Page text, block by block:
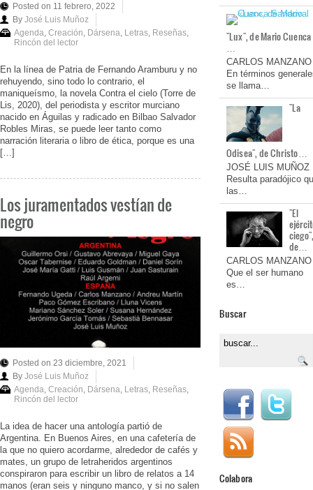
Posted on 11 febrero, 2022
By José Luis Muñoz
Agenda, Creación, Dársena, Letras, Reseñas,
Rincón del lector
En la línea de Patria de Fernando Aramburu y no
rehuyendo, sino todo lo contrario, el
maniqueísmo, la novela Contra el cielo (Torre de
Lis, 2020), del periodista y escritor murciano
nacido en Águilas y radicado en Bilbao Salvador
Robles Miras, se puede leer tanto como
narración literaria o libro de ética, porque es una
[…]
Los juramentados vestían de
negro
Posted on 23 diciembre, 2021
By José Luis Muñoz
Agenda, Creación, Dársena, Letras, Reseñas,
Rincón del lector
La idea de hacer una antología partió de
Argentina. En Buenos Aires, en una cafetería de
la que no quiero acordarme, alrededor de cafés y
mates, un grupo de letraheridos argentinos
conspiraron para escribir un libro de relatos a 14
manos (eran seis y ninguno manco, y si no salen
"Lux", de Mario Cuenca
…
CARLOS MANZANO
En términos
se llama…
"La
Odisea", de Christo…
JOSÉ LUIS MUÑOZ
Resulta paradójico
las…
"El
de…
CARLOS MANZANO
Que el ser humano
es…
Buscar
Colabora